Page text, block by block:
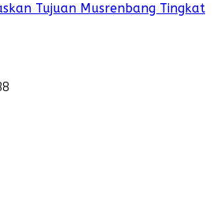
Tujuan Musrenbang Tingkat